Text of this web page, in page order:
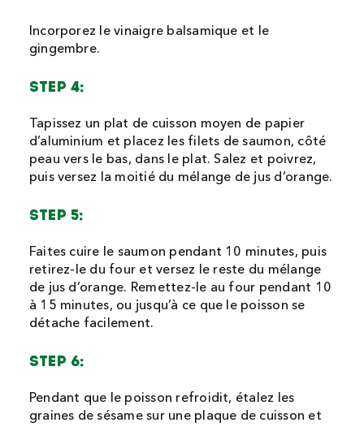
Incorporez le vinaigre balsamique et le
gingembre.
STEP 4:
Tapissez un plat de cuisson moyen de papier
d’aluminium et placez les filets de saumon, côté
peau vers le bas, dans le plat. Salez et poivrez,
puis versez la moitié du mélange de jus d’orange.
STEP 5:
Faites cuire le saumon pendant 10 minutes, puis
retirez-le du four et versez le reste du mélange
de jus d’orange. Remettez-le au four pendant 10
à 15 minutes, ou jusqu’à ce que le poisson se
détache facilement.
STEP 6:
Pendant que le poisson refroidit, étalez les
graines de sésame sur une plaque de cuisson et